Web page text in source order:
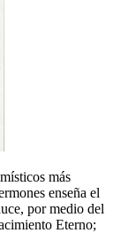
más
enseña el
por medio del
Eterno;